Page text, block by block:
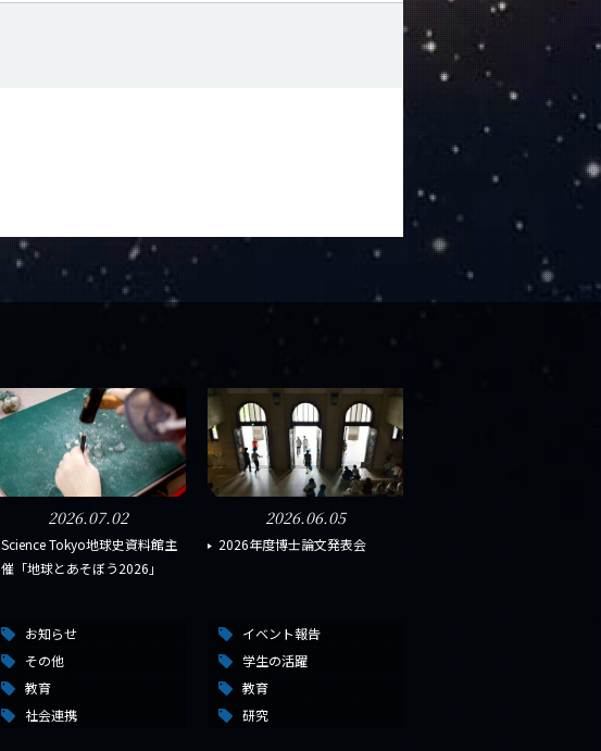
2026.07.02
Science Tokyo地球史資料館主
催「地球とあそぼう2026」
お知らせ
その他
教育
社会連携
2026.06.05
2026年度博士論文発表会
イベント報告
学生の活躍
教育
研究